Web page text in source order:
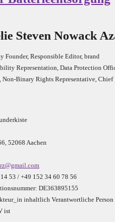
Steven Nowack
Founder, Responsible Editor, brand
Representation, Data Protection
Non-Binary Rights Representative, Chief
52068 Aachen
53 / +49 152 34 60 78 56
DE363895155
inhaltlich Verantwortliche Person
ist